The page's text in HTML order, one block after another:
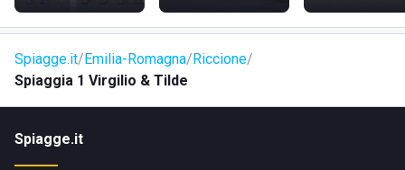
Spiagge.it Emilia-Romagna Riccione
Spiaggia 1 Virgilio & Tilde
Spiagge.it